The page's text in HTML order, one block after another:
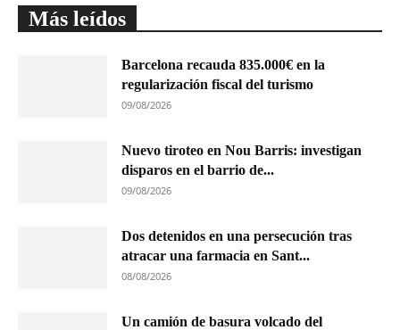
Más leídos
Barcelona recauda 835.000€ en la
regularización fiscal del turismo
09/08/2026
Nuevo tiroteo en Nou Barris: investigan
disparos en el barrio de...
09/08/2026
Dos detenidos en una persecución tras
atracar una farmacia en Sant...
08/08/2026
Un camión de basura volcado del